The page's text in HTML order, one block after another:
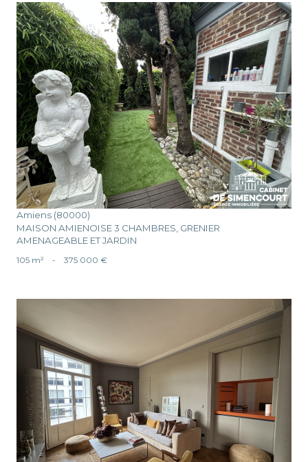
voir le bien
Amiens (80000)
MAISON AMIENOISE 3 CHAMBRES, GRENIER
AMENAGEABLE ET JARDIN
105 m² - 375 000 €
voir le bien